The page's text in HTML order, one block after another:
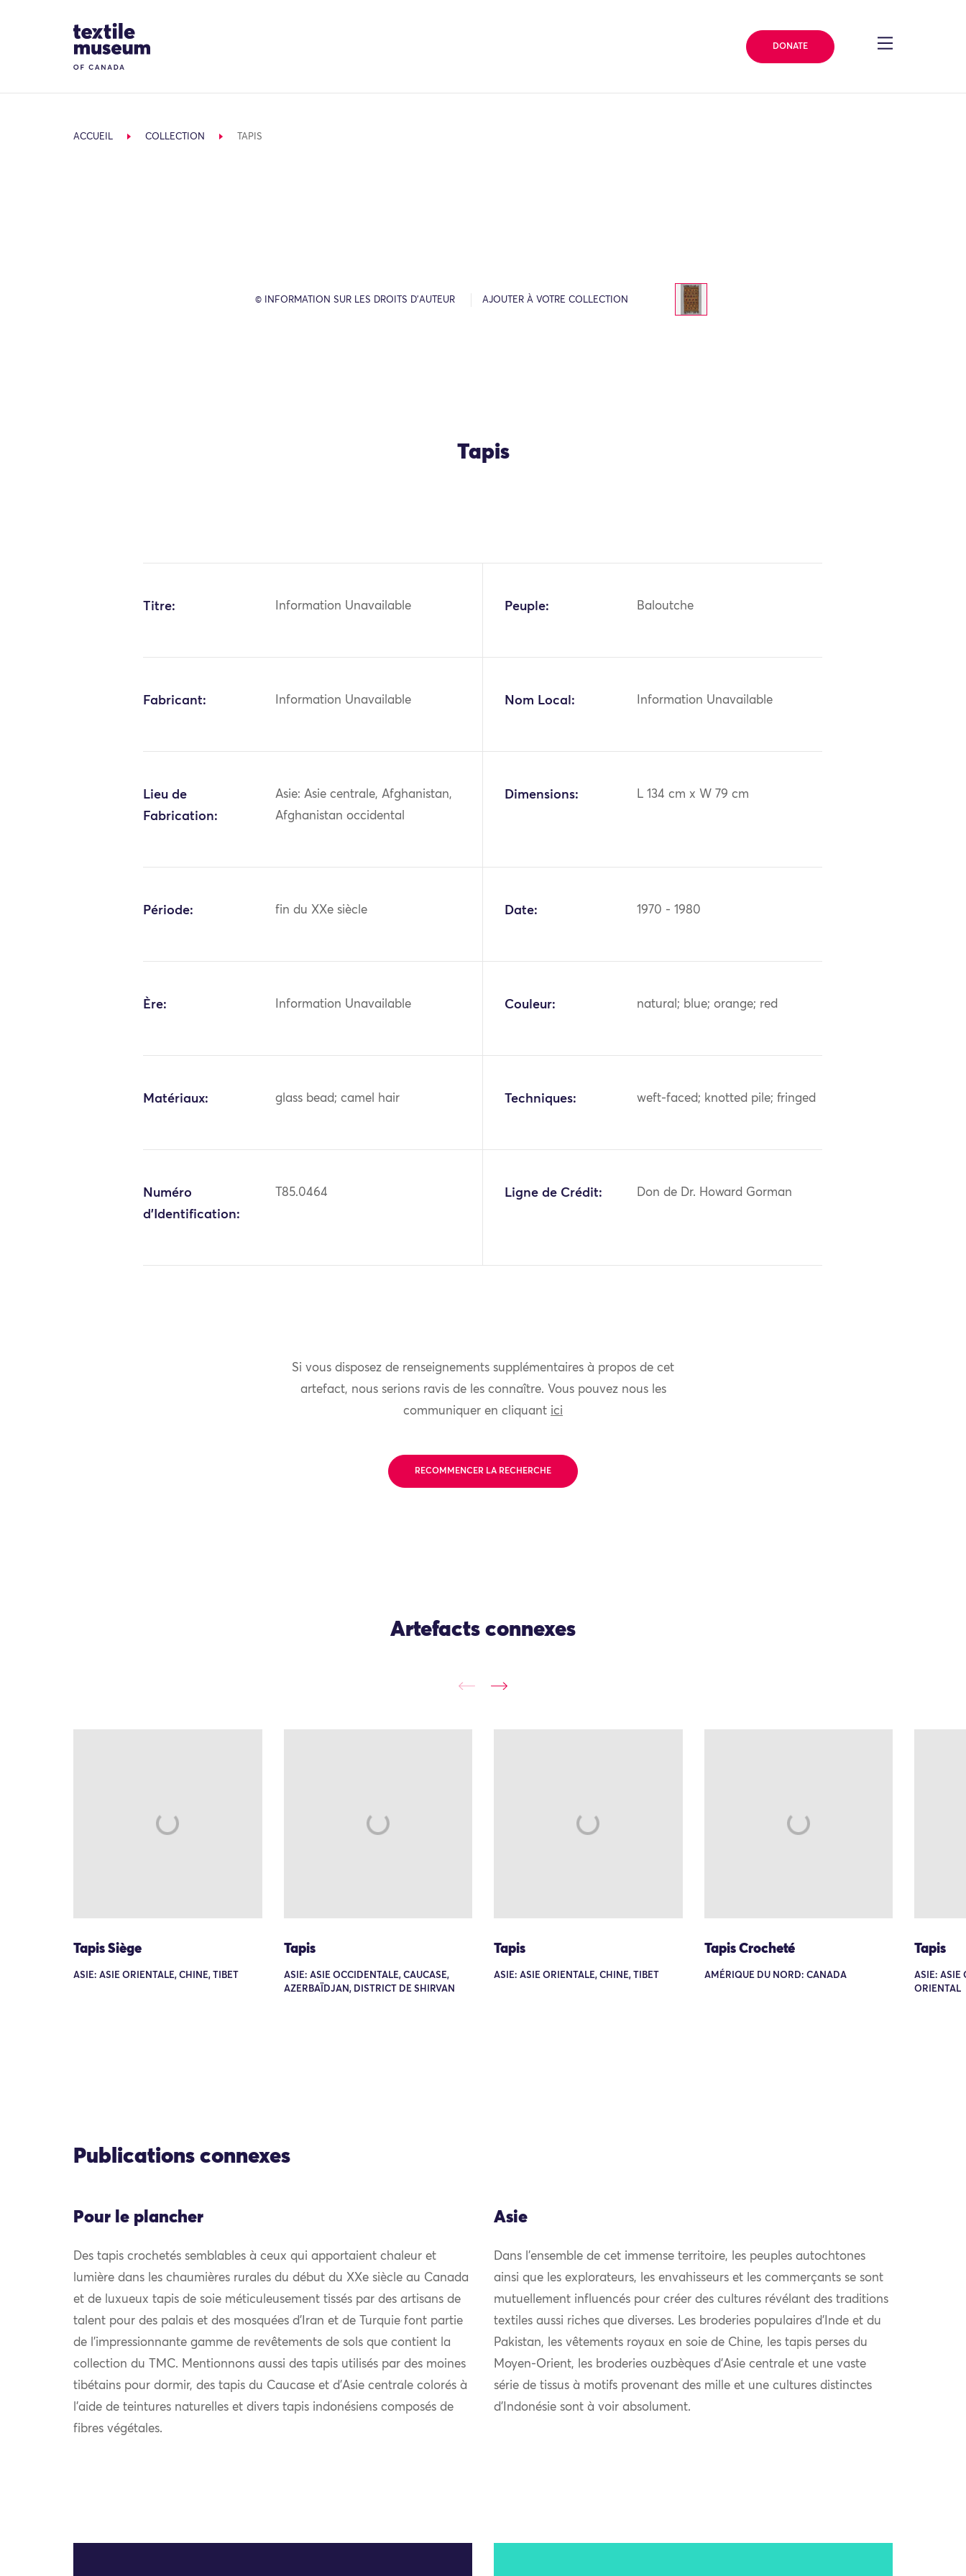
Site Logo
DONATE
ACCUEIL COLLECTION TAPIS
© INFORMATION SUR LES DROITS D’AUTEUR AJOUTER À VOTRE COLLECTION
Tapis
Titre: Information Unavailable Peuple: Baloutche
Fabricant: Information Unavailable Nom Local: Information Unavailable
Lieu de
Fabrication:
Asie: Asie centrale, Afghanistan,
Afghanistan occidental
Dimensions: L 134 cm x W 79 cm
Période: fin du XXe siècle Date: 1970 - 1980
Ère: Information Unavailable Couleur: natural; blue; orange; red
Matériaux: glass bead; camel hair Techniques: weft-faced; knotted pile; fringed
Numéro
d'Identification:
T85.0464 Ligne de Crédit: Don de Dr. Howard Gorman
Si vous disposez de renseignements supplémentaires à propos de cet
artefact, nous serions ravis de les connaître. Vous pouvez nous les
communiquer en cliquant ici
RECOMMENCER LA RECHERCHE
Artefacts connexes
Tapis Siège
ASIE: ASIE ORIENTALE, CHINE, TIBET
Tapis
ASIE: ASIE OCCIDENTALE, CAUCASE,
AZERBAÏDJAN, DISTRICT DE SHIRVAN
Tapis
ASIE: ASIE ORIENTALE, CHINE, TIBET
Tapis Crocheté
AMÉRIQUE DU NORD: CANADA
Tapis
ASIE: ASIE
ORIENTAL
Publications connexes
Pour le plancher
Des tapis crochetés semblables à ceux qui apportaient chaleur et
lumière dans les chaumières rurales du début du XXe siècle au Canada
et de luxueux tapis de soie méticuleusement tissés par des artisans de
talent pour des palais et des mosquées d’Iran et de Turquie font partie
de l’impressionnante gamme de revêtements de sols que contient la
collection du TMC. Mentionnons aussi des tapis utilisés par des moines
tibétains pour dormir, des tapis du Caucase et d’Asie centrale colorés à
l’aide de teintures naturelles et divers tapis indonésiens composés de
fibres végétales.
Asie
Dans l’ensemble de cet immense territoire, les peuples autochtones
ainsi que les explorateurs, les envahisseurs et les commerçants se sont
mutuellement influencés pour créer des cultures révélant des traditions
textiles aussi riches que diverses. Les broderies populaires d’Inde et du
Pakistan, les vêtements royaux en soie de Chine, les tapis perses du
Moyen-Orient, les broderies ouzbèques d’Asie centrale et une vaste
série de tissus à motifs provenant des mille et une cultures distinctes
d’Indonésie sont à voir absolument.